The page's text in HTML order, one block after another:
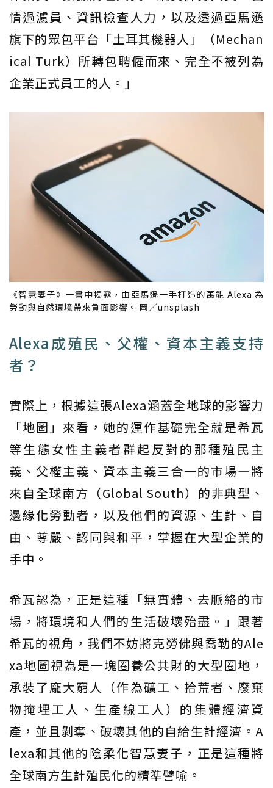
情過濾員、資訊檢查人力，以及透過亞馬遜
旗下的眾包平台「土耳其機器人」（Mechan
ical Turk）所轉包聘僱而來、完全不被列為
企業正式員工的人。」
《智慧妻子》一書中揭露，由亞馬遜一手打造的萬能 Alexa 為
勞動與自然環境帶來負面影響。 圖／unsplash
Alexa成殖民、父權、資本主義支持
者？
實際上，根據這張Alexa涵蓋全地球的影響力
「地圖」來看，她的運作基礎完全就是希瓦
等生態女性主義者群起反對的那種殖民主
義、父權主義、資本主義三合一的市場—將
來自全球南方（Global South）的非典型、
邊緣化勞動者，以及他們的資源、生計、自
由、尊嚴、認同與和平，掌握在大型企業的
手中。
希瓦認為，正是這種「無實體、去脈絡的市
場，將環境和人們的生活破壞殆盡。」跟著
希瓦的視角，我們不妨將克勞佛與喬勒的Ale
xa地圖視為是一塊圈養公共財的大型圈地，
承裝了龐大窮人（作為礦工、拾荒者、廢棄
物掩埋工人、生產線工人）的集體經濟資
產，並且剝奪、破壞其他的自給生計經濟。A
lexa和其他的陰柔化智慧妻子，正是這種將
全球南方生計殖民化的精準譬喻。